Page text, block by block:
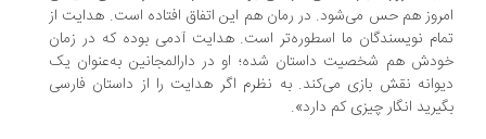
هم حس می‌شود. در رمان هم این اتفاق افتاده است. هدایت از
نویسندگان ما اسطوره‌تر است. هدایت آدمی بوده که در زمان
هم شخصیت داستان شده؛ او در دارالمجانین به‌عنوان یک
نقش بازی می‌کند. به نظرم اگر هدایت را از داستان فارسی
انگار چیزی کم دارد».